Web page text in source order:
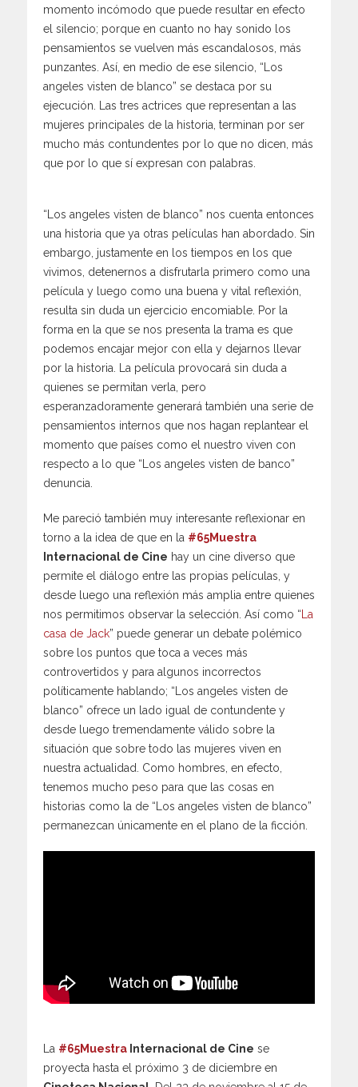
momento incómodo que puede resultar en efecto
el silencio; porque en cuanto no hay sonido los
pensamientos se vuelven más escandalosos, más
punzantes. Así, en medio de ese silencio, “Los
angeles visten de blanco” se destaca por su
ejecución. Las tres actrices que representan a las
mujeres principales de la historia, terminan por ser
mucho más contundentes por lo que no dicen, más
que por lo que sí expresan con palabras.
“Los angeles visten de blanco” nos cuenta entonces
una historia que ya otras películas han abordado. Sin
embargo, justamente en los tiempos en los que
vivimos, detenernos a disfrutarla primero como una
película y luego como una buena y vital reflexión,
resulta sin duda un ejercicio encomiable. Por la
forma en la que se nos presenta la trama es que
podemos encajar mejor con ella y dejarnos llevar
por la historia. La película provocará sin duda a
quienes se permitan verla, pero
esperanzadoramente generará también una serie de
pensamientos internos que nos hagan replantear el
momento que países como el nuestro viven con
respecto a lo que “Los angeles visten de banco”
denuncia.
Me pareció también muy interesante reflexionar en
torno a la idea de que en la #65Muestra
Internacional de Cine hay un cine diverso que
permite el diálogo entre las propias películas, y
desde luego una reflexión más amplia entre quienes
nos permitimos observar la selección. Así como “ La
casa de Jack” puede generar un debate polémico
sobre los puntos que toca a veces más
controvertidos y para algunos incorrectos
políticamente hablando; “Los angeles visten de
blanco” ofrece un lado igual de contundente y
desde luego tremendamente válido sobre la
situación que sobre todo las mujeres viven en
nuestra actualidad. Como hombres, en efecto,
tenemos mucho peso para que las cosas en
historias como la de “Los angeles visten de blanco”
permanezcan únicamente en el plano de la ficción.
La #65Muestra Internacional de Cine se
proyecta hasta el próximo 3 de diciembre en